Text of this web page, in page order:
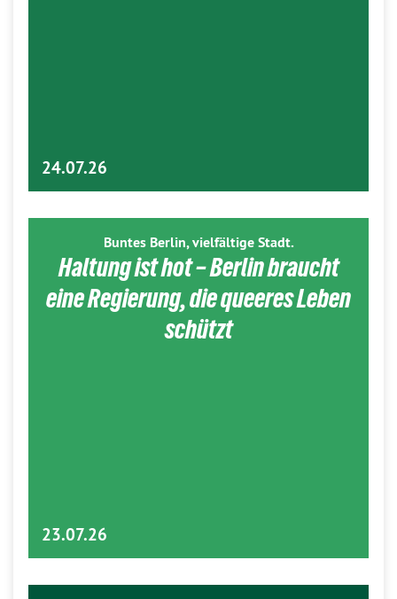
24.07.26
Buntes Berlin, vielfältige Stadt.
Haltung ist hot – Berlin braucht
eine Regierung, die queeres Leben
schützt
23.07.26